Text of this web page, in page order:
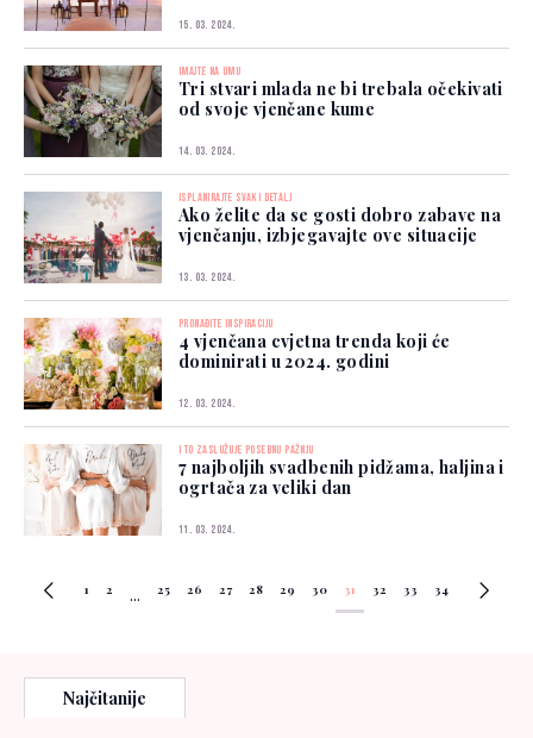
15. 03. 2024.
IMAJTE NA UMU
Tri stvari mlada ne bi trebala očekivati
od svoje vjenčane kume
14. 03. 2024.
ISPLANIRAJTE SVAKI DETALJ
Ako želite da se gosti dobro zabave na
vjenčanju, izbjegavajte ove situacije
13. 03. 2024.
PRONAĐITE INSPIRACIJU
4 vjenčana cvjetna trenda koji će
dominirati u 2024. godini
12. 03. 2024.
I TO ZASLUŽUJE POSEBNU PAŽNJU
7 najboljih svadbenih pidžama, haljina i
ogrtača za veliki dan
11. 03. 2024.
1 2 ... 25 26 27 28 29 30 31 32 33 34
Najčitanije